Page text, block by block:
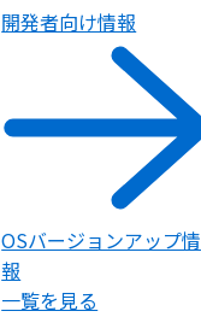
開発者向け情報
OSバージョンアップ情
報
一覧を見る